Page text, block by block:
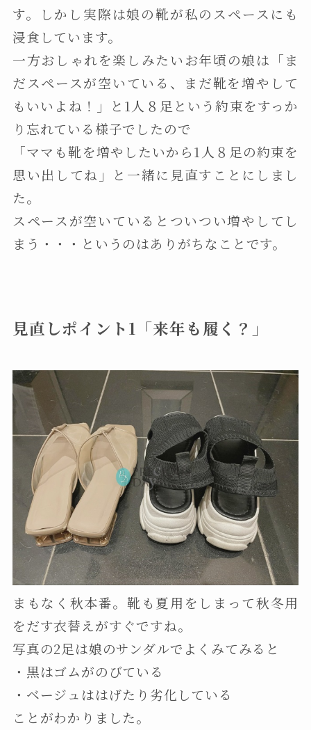
す。しかし実際は娘の靴が私のスペースにも
浸食しています。
一方おしゃれを楽しみたいお年頃の娘は「ま
だスペースが空いている、まだ靴を増やして
もいいよね！」と1人８足という約束をすっか
り忘れている様子でしたので
「ママも靴を増やしたいから1人８足の約束を
思い出してね」と一緒に見直すことにしまし
た。
スペースが空いているとついつい増やしてし
まう・・・というのはありがちなことです。
見直しポイント1「来年も履く？」
まもなく秋本番。靴も夏用をしまって秋冬用
をだす衣替えがすぐですね。
写真の2足は娘のサンダルでよくみてみると
・黒はゴムがのびている
・ベージュははげたり劣化している
ことがわかりました。